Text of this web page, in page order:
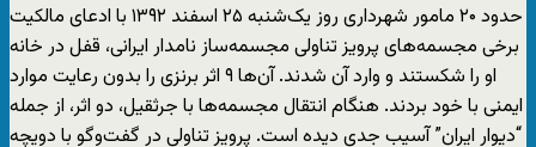
حدود ۲۰ مامور شهرداری روز یک‌شنبه ۲۵ اسفند ۱۳۹۲ با ادعای مالکیت
برخی مجسمه‌های پرویز تناولی مجسمه‌ساز نامدار ایرانی، قفل در خانه
او را شکستند و وارد آن شدند. آن‌ها ۹ اثر برنزی را بدون رعایت موارد
ایمنی با خود بردند. هنگام انتقال مجسمه‌ها با جرثقیل، دو اثر، از جمله
“دیوار ایران” آسیب جدی دیده است. پرویز تناولی در گفت‌وگو با دویچه